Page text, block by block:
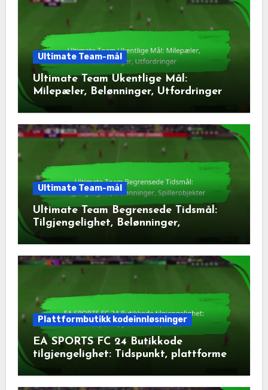
Ultimate Team-mål
Ultimate Team Ukentlige Mål:
Milepæler, Belønninger, Utfordringer
Ultimate Team-mål
Ultimate Team Begrensede Tidsmål:
Tilgjengelighet, Belønninger,
Spillerobjekter
Plattformbutikk kodeinnløsninger
EA SPORTS FC 24 Butikkode
tilgjengelighet: Tidspunkt, plattformer,
tilbud